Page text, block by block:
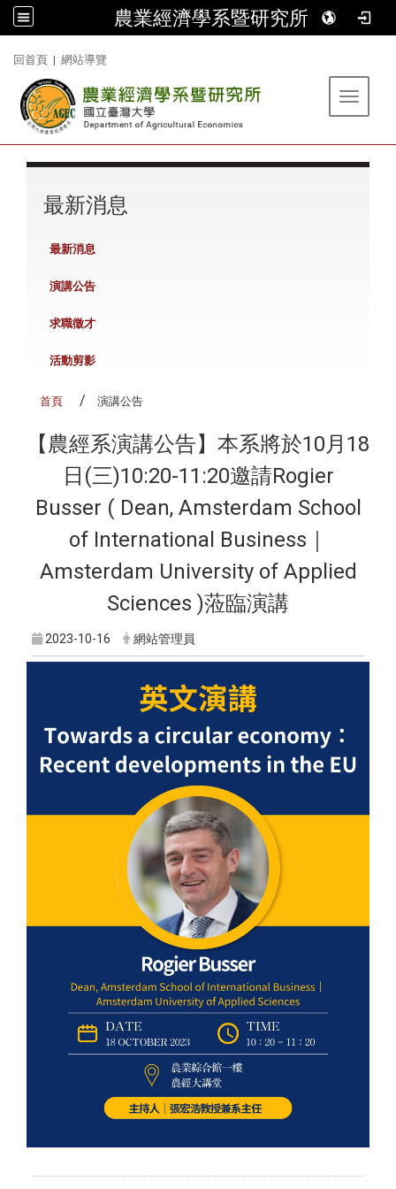
農業經濟學系暨研究所
回首頁 | 網站導覽
Toggle
最新消息
最新消息
演講公告
求職徵才
活動剪影
首頁 演講公告
【農經系演講公告】本系將於10月18
日(三)10:20-11:20邀請Rogier
Busser ( Dean, Amsterdam School
of International Business｜
Amsterdam University of Applied
Sciences )蒞臨演講
2023-10-16 網站管理員